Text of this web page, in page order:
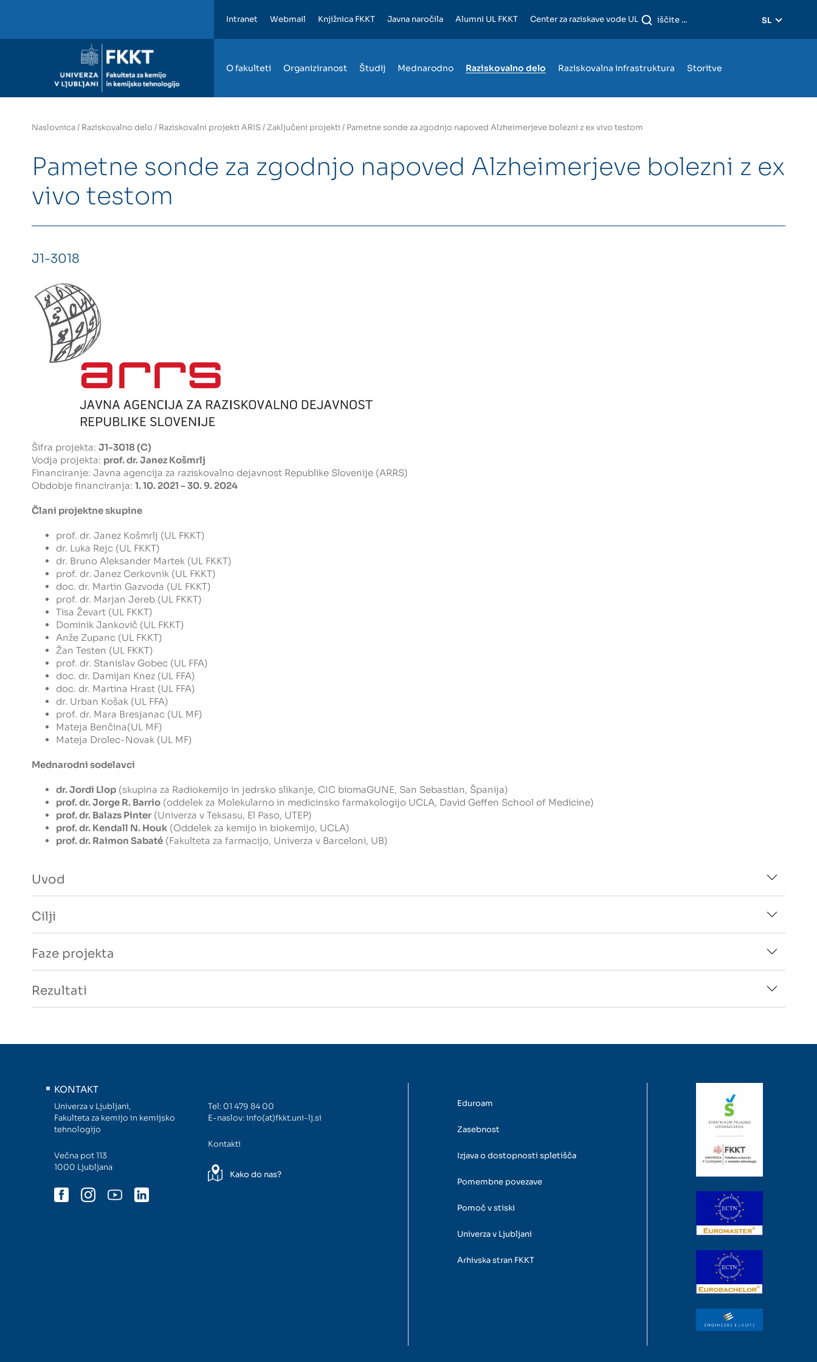
Intranet Webmail Knjižnica FKKT Javna naročila Alumni UL FKKT Center za raziskave vode UL SL
O fakulteti Organiziranost Študij Mednarodno Raziskovalno delo Raziskovalna infrastruktura Storitve
Naslovnica/ Raziskovalno delo / Raziskovalni projekti ARIS / Zaključeni projekti / Pametne sonde za zgodnjo napoved Alzheimerjeve bolezni z ex vivo testom
Pametne sonde za zgodnjo napoved Alzheimerjeve bolezni z ex
vivo testom
J1-3018
Šifra projekta: J1-3018 (C)
Vodja projekta: prof. dr. Janez Košmrlj
Financiranje: Javna agencija za raziskovalno dejavnost Republike Slovenije (ARRS)
Obdobje financiranja: 1. 10. 2021 – 30. 9. 2024
Člani projektne skupine
prof. dr. Janez Košmrlj (UL FKKT)
dr. Luka Rejc (UL FKKT)
dr. Bruno Aleksander Martek (UL FKKT)
prof. dr. Janez Cerkovnik (UL FKKT)
doc. dr. Martin Gazvoda (UL FKKT)
prof. dr. Marjan Jereb (UL FKKT)
Tisa Ževart (UL FKKT)
Dominik Jankovič (UL FKKT)
Anže Zupanc (UL FKKT)
Žan Testen (UL FKKT)
prof. dr. Stanislav Gobec (UL FFA)
doc. dr. Damijan Knez (UL FFA)
doc. dr. Martina Hrast (UL FFA)
dr. Urban Košak (UL FFA)
prof. dr. Mara Bresjanac (UL MF)
Mateja Benčina(UL MF)
Mateja Drolec-Novak (UL MF)
Mednarodni sodelavci
dr. Jordi Llop (skupina za Radiokemijo in jedrsko slikanje, CIC biomaGUNE, San Sebastian, Španija)
prof. dr. Jorge R. Barrio (oddelek za Molekularno in medicinsko farmakologijo UCLA, David Geffen School of Medicine)
prof. dr. Balazs Pinter (Univerza v Teksasu, El Paso, UTEP)
prof. dr. Kendall N. Houk (Oddelek za kemijo in biokemijo, UCLA)
prof. dr. Raimon Sabaté (Fakulteta za farmacijo, Univerza v Barceloni, UB)
Uvod
Cilji
Faze projekta
Rezultati
KONTAKT
Univerza v Ljubljani,
Fakulteta za kemijo in kemijsko
tehnologijo
Večna pot 113
1000 Ljubljana
Tel: 01 479 84 00
E-naslov:info(at)fkkt.uni-lj.si
Kontakti
Kako do nas?
Eduroam
Zasebnost
Izjava o dostopnosti spletišča
Pomembne povezave
Pomoč v stiski
Univerza v Ljubljani
Arhivska stran FKKT